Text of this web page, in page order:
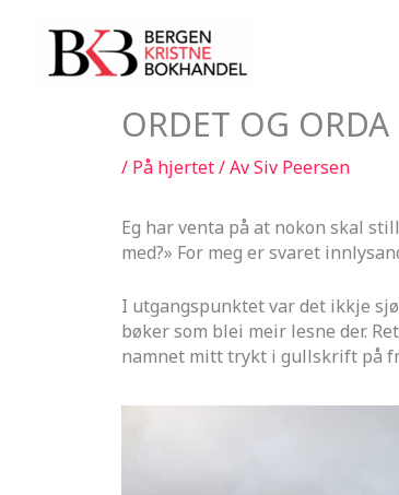
ORDET OG ORDA
/ På hjertet/ AvSiv Peersen
Eg har venta på at nokon skal
med?» For meg er svaret
I utgangspunktet var det ikkje
bøker som blei meir lesne der.
namnet mitt trykt i gullskrift på